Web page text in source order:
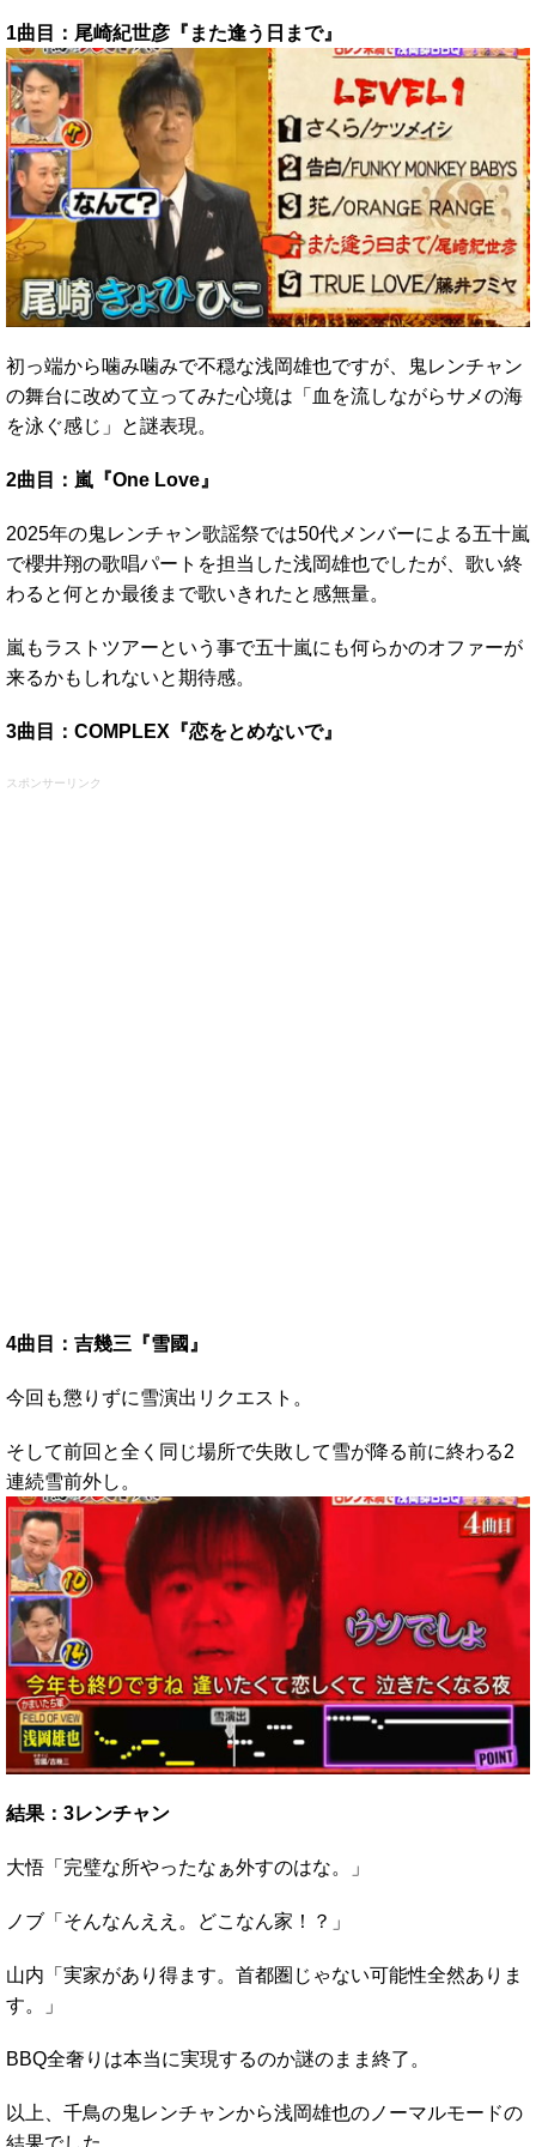
1曲目：尾崎紀世彦『また逢う日まで』
初っ端から噛み噛みで不穏な浅岡雄也ですが、鬼レンチャン
の舞台に改めて立ってみた心境は「血を流しながらサメの海
を泳ぐ感じ」と謎表現。
2曲目：嵐『One Love』
2025年の鬼レンチャン歌謡祭では50代メンバーによる五十嵐
で櫻井翔の歌唱パートを担当した浅岡雄也でしたが、歌い終
わると何とか最後まで歌いきれたと感無量。
嵐もラストツアーという事で五十嵐にも何らかのオファーが
来るかもしれないと期待感。
3曲目：COMPLEX『恋をとめないで』
スポンサーリンク
4曲目：吉幾三『雪國』
今回も懲りずに雪演出リクエスト。
そして前回と全く同じ場所で失敗して雪が降る前に終わる2
連続雪前外し。
結果：3レンチャン
大悟「完璧な所やったなぁ外すのはな。」
ノブ「そんなんええ。どこなん家！？」
山内「実家があり得ます。首都圏じゃない可能性全然ありま
す。」
BBQ全奢りは本当に実現するのか謎のまま終了。
以上、千鳥の鬼レンチャンから浅岡雄也のノーマルモードの